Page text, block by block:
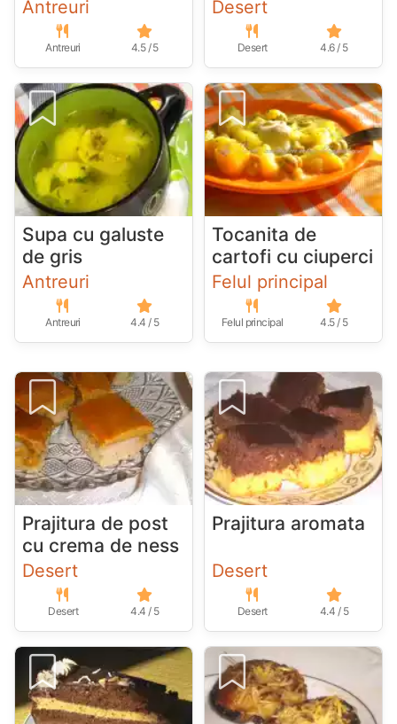
Antreuri
Antreuri 4.5 / 5
Desert
Desert 4.6 / 5
Supa cu galuste
de gris
Antreuri
Antreuri 4.4 / 5
Tocanita de
cartofi cu ciuperci
Felul principal
Felul principal 4.5 / 5
Prajitura de post
cu crema de ness
Desert
Desert 4.4 / 5
Prajitura aromata
Desert
Desert 4.4 / 5